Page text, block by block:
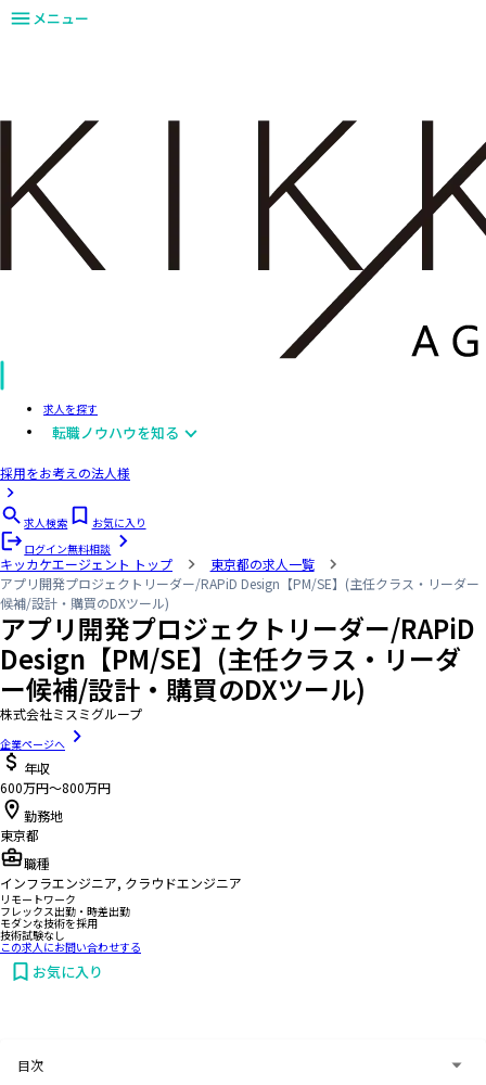
メニュー
求人を探す
転職ノウハウを知る
採用をお考えの法人様
求人検索
お気に入り
ログイン無料相談
キッカケエージェント トップ
東京都の求人一覧
アプリ開発プロジェクトリーダー/RAPiD Design【PM/SE】(主任クラス・リーダー
候補/設計・購買のDXツール)
アプリ開発プロジェクトリーダー/RAPiD
Design【PM/SE】(主任クラス・リーダ
ー候補/設計・購買のDXツール)
株式会社ミスミグループ
企業ページへ
年収
600万円〜800万円
勤務地
東京都
職種
インフラエンジニア, クラウドエンジニア
リモートワーク
フレックス出勤・時差出勤
モダンな技術を採用
技術試験なし
この求人にお問い合わせする
お気に入り
目次